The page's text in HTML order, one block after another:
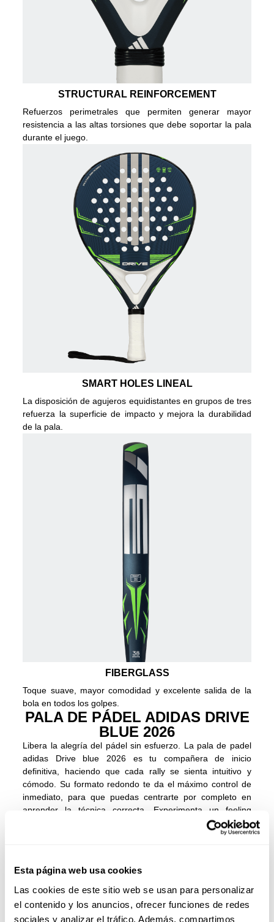
Esta página web usa cookies
Las cookies de este sitio web se usan para personalizar
el contenido y los anuncios, ofrecer funciones de redes
sociales y analizar el tráfico. Además, compartimos
STRUCTURAL REINFORCEMENT
Refuerzos perimetrales que permiten generar mayor
resistencia a las altas torsiones que debe soportar la pala
durante el juego.
SMART HOLES LINEAL
La disposición de agujeros equidistantes en grupos de tres
refuerza la superficie de impacto y mejora la durabilidad
de la pala.
FIBERGLASS
Toque suave, mayor comodidad y excelente salida de la
bola en todos los golpes.
PALA DE PÁDEL ADIDAS DRIVE
BLUE 2026
Libera la alegría del pádel sin esfuerzo. La pala de padel
adidas Drive blue 2026 es tu compañera de inicio
definitiva, haciendo que cada rally se sienta intuitivo y
cómodo. Su formato redondo te da el máximo control de
inmediato, para que puedas centrarte por completo en
aprender la técnica correcta. Experimenta un feeling
suave e increíblemente cómodo y una gran salida de bola,
gracias a la combinación permisiva de Fibra de Vidrio y el
identificados por el sistema STRUCTURAL
REINFORCEMENT, aseguran que tu pala sea estable y
súper duradera a lo largo de tu viaje en el pádel.